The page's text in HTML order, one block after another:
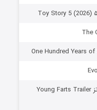
دانلود مستند قطعات تریلر یانگ فارتز Young Farts Trailer